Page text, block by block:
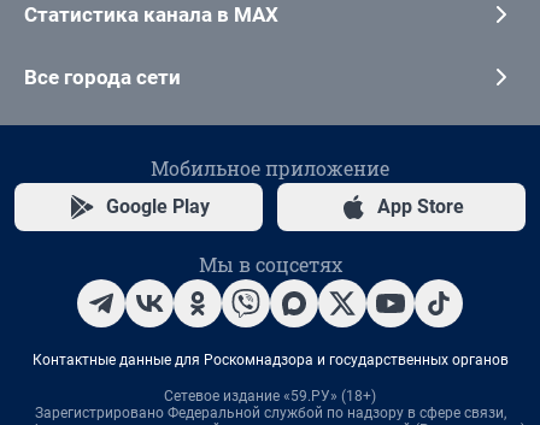
Статистика канала в MAX
Все города сети
Мобильное приложение
Google Play App Store
Мы в соцсетях
Контактные данные для Роскомнадзора и государственных органов
Сетевое издание «59.РУ» (18+)
Зарегистрировано Федеральной службой по надзору в сфере связи,